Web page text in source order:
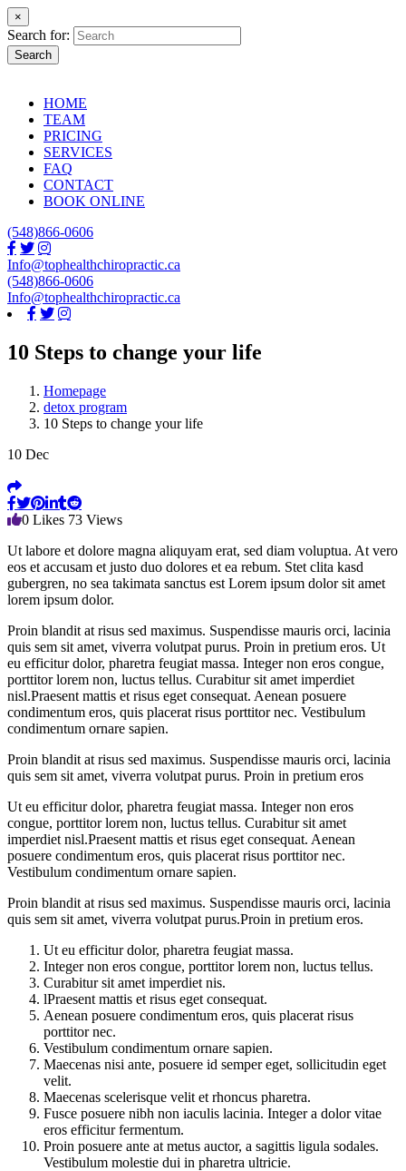
×
Search for:
Search
HOME
TEAM
PRICING
SERVICES
FAQ
CONTACT
BOOK ONLINE
(548)866-0606
Info@tophealthchiropractic.ca
(548)866-0606
Info@tophealthchiropractic.ca
10 Steps to change your life
Homepage
detox program
10 Steps to change your life
10 Dec
0 Likes 73 Views
Ut labore et dolore magna aliquyam erat, sed diam voluptua. At vero
eos et accusam et justo duo dolores et ea rebum. Stet clita kasd
gubergren, no sea takimata sanctus est Lorem ipsum dolor sit amet
lorem ipsum dolor.
Proin blandit at risus sed maximus. Suspendisse mauris orci, lacinia
quis sem sit amet, viverra volutpat purus. Proin in pretium eros. Ut
eu efficitur dolor, pharetra feugiat massa. Integer non eros congue,
porttitor lorem non, luctus tellus. Curabitur sit amet imperdiet
nisl.Praesent mattis et risus eget consequat. Aenean posuere
condimentum eros, quis placerat risus porttitor nec. Vestibulum
condimentum ornare sapien.
Proin blandit at risus sed maximus. Suspendisse mauris orci, lacinia
quis sem sit amet, viverra volutpat purus. Proin in pretium eros
Ut eu efficitur dolor, pharetra feugiat massa. Integer non eros
congue, porttitor lorem non, luctus tellus. Curabitur sit amet
imperdiet nisl.Praesent mattis et risus eget consequat. Aenean
posuere condimentum eros, quis placerat risus porttitor nec.
Vestibulum condimentum ornare sapien.
Proin blandit at risus sed maximus. Suspendisse mauris orci, lacinia
quis sem sit amet, viverra volutpat purus.Proin in pretium eros.
Ut eu efficitur dolor, pharetra feugiat massa.
Integer non eros congue, porttitor lorem non, luctus tellus.
Curabitur sit amet imperdiet nis.
lPraesent mattis et risus eget consequat.
Aenean posuere condimentum eros, quis placerat risus
porttitor nec.
Vestibulum condimentum ornare sapien.
Maecenas nisi ante, posuere id semper eget, sollicitudin eget
velit.
Maecenas scelerisque velit et rhoncus pharetra.
Fusce posuere nibh non iaculis lacinia. Integer a dolor vitae
eros efficitur fermentum.
Proin posuere ante at metus auctor, a sagittis ligula sodales.
Vestibulum molestie dui in pharetra ultricie.